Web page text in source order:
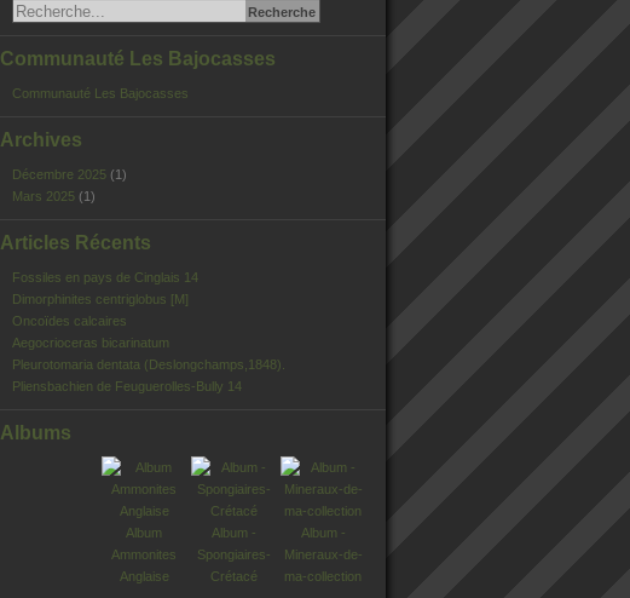
Communauté Les Bajocasses
Communauté Les Bajocasses
Archives
Décembre 2025 (1)
Mars 2025 (1)
Articles Récents
Fossiles en pays de Cinglais 14
Dimorphinites centriglobus [M]
Oncoïdes calcaires
Aegocrioceras bicarinatum
Pleurotomaria dentata (Deslongchamps,1848).
Pliensbachien de Feuguerolles-Bully 14
Albums
Album
Ammonites
Anglaise
Album -
Spongiaires-
Crétacé
Album -
Mineraux-de-
ma-collection